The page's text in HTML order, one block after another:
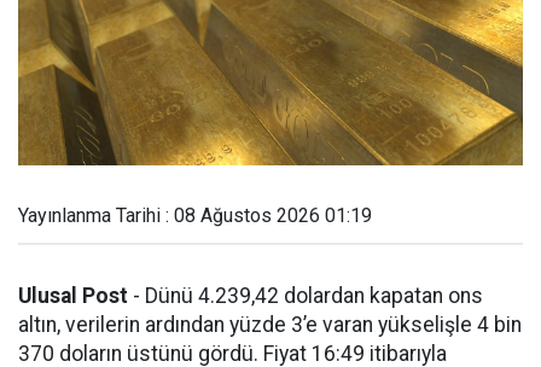
Yayınlanma Tarihi : 08 Ağustos 2026 01:19
Ulusal Post - Dünü 4.239,42 dolardan kapatan ons
altın, verilerin ardından yüzde 3’e varan yükselişle 4 bin
370 doların üstünü gördü. Fiyat 16:49 itibarıyla